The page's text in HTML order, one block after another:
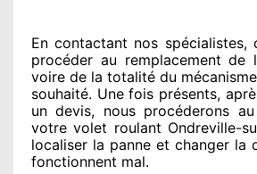
En contactant nos spécialistes,
procéder au remplacement de
voire de la totalité du
souhaité. Une fois présents,
un devis, nous procéderons au
votre volet roulant Ondreville-
localiser la panne et changer la
fonctionnent mal.